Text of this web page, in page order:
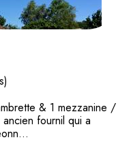
& 1 mezzanine /
fournil qui a